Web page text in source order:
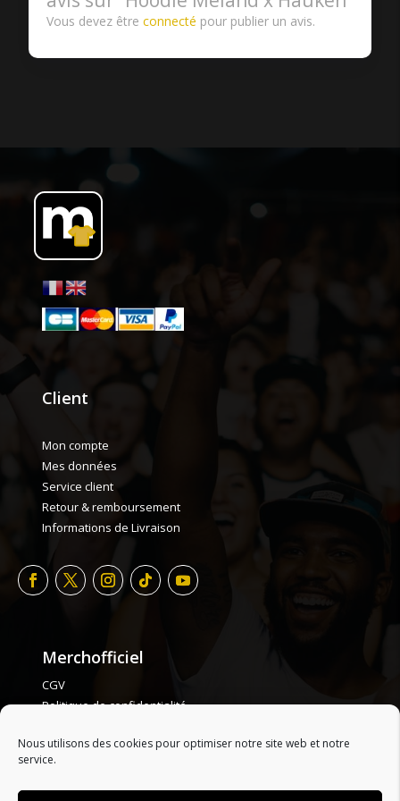
Nous utilisons des cookies pour optimiser notre site web et notre
service.
Vous devez êtreconnecté pour publier un avis.
Client
Mon compte
Mes données
Service client
Retour & remboursement
Informations de Livraison
Merchofficiel
CGV
Politique de confidentialité
Plan de site